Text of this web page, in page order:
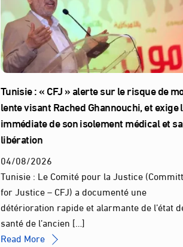
Tunisie : « CFJ » alerte sur le risque de
lente visant Rached Ghannouchi, et exige
immédiate de son isolement médical et sa
libération
04/08/2026
Tunisie : Le Comité pour la Justice
for Justice – CFJ) a documenté une
détérioration rapide et alarmante de l’état
santé de l’ancien […]
Read More